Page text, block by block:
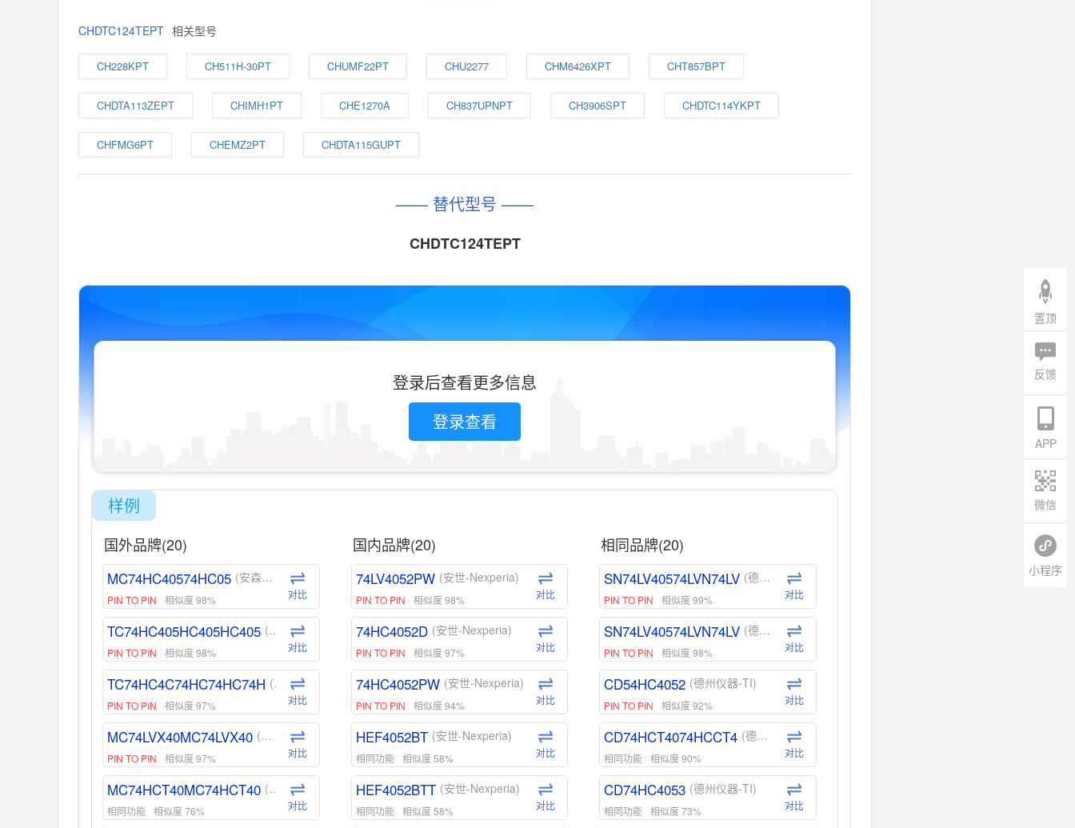
CHDTC124TEPT 相关型号
CH228KPT CH511H-30PT CHUMF22PT CHU2277 CHM6426XPT CHT857BPT
CHDTA113ZEPT CHIMH1PT CHE1270A CH837UPNPT CH3906SPT CHDTC114YKPT
CHFMG6PT CHEMZ2PT CHDTA115GUPT
—— 替代型号 ——
CHDTC124TEPT
登录后查看更多信息
登录查看
样例
国外品牌(20)
MC74HC40574HC05 (安森美-ON)
PIN TO PIN 相似度 98% 对比
TC74HC405HC405HC405 (东芝-Toshiba)
PIN TO PIN 相似度 98% 对比
TC74HC4C74HC74HC74H (东芝-Toshiba)
PIN TO PIN 相似度 97% 对比
MC74LVX40MC74LVX40 (安森美-ON)
PIN TO PIN 相似度 97% 对比
MC74HCT40MC74HCT40 (安森美-ON)
相同功能 相似度 76% 对比
国内品牌(20)
74LV4052PW (安世-Nexperia)
PIN TO PIN 相似度 98% 对比
74HC4052D (安世-Nexperia)
PIN TO PIN 相似度 97% 对比
74HC4052PW (安世-Nexperia)
PIN TO PIN 相似度 94% 对比
HEF4052BT (安世-Nexperia)
相同功能 相似度 58% 对比
HEF4052BTT (安世-Nexperia)
相同功能 相似度 58% 对比
相同品牌(20)
SN74LV40574LVN74LV (德州仪器-TI)
PIN TO PIN 相似度 99% 对比
SN74LV40574LVN74LV (德州仪器-TI)
PIN TO PIN 相似度 98% 对比
CD54HC4052 (德州仪器-TI)
PIN TO PIN 相似度 92% 对比
CD74HCT4074HCCT4 (德州仪器-TI)
相同功能 相似度 90% 对比
CD74HC4053 (德州仪器-TI)
相同功能 相似度 73% 对比
置顶
反馈
APP
微信
小程序